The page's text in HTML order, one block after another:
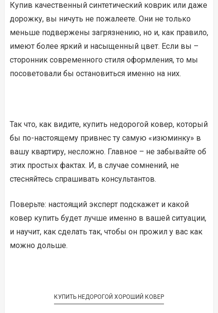
Купив качественный синтетический коврик или даже
дорожку, вы ничуть не пожалеете. Они не только
меньше подвержены загрязнению, но и, как правило,
имеют более яркий и насыщенный цвет. Если вы –
сторонник современного стиля оформления, то мы
посоветовали бы остановиться именно на них.
Так что, как видите, купить недорогой ковер, который
бы по-настоящему привнес ту самую «изюминку» в
вашу квартиру, несложно. Главное – не забывайте об
этих простых фактах. И, в случае сомнений, не
стесняйтесь спрашивать консультантов.
Поверьте: настоящий эксперт подскажет и какой
ковер купить будет лучше именно в вашей ситуации,
и научит, как сделать так, чтобы он прожил у вас как
можно дольше.
КУПИТЬ НЕДОРОГОЙ ХОРОШИЙ КОВЕР